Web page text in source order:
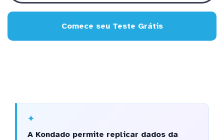
Comece seu Teste Grátis
A Kondado permite replicar dados da